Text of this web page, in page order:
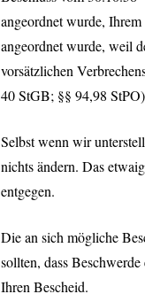
angeordnet wurde,
angeordnet wurde, weil
vorsätzlichen
40 StGB; §§ 94,98
Selbst wenn wir
nichts ändern. Das
entgegen.
Die an sich mögliche
sollten, dass
Ihren Bescheid.